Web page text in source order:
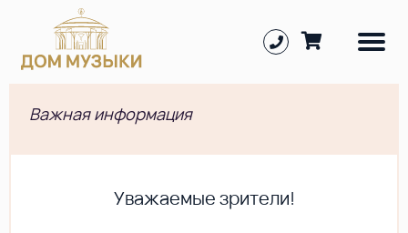
Важная информация
Уважаемые зрители!